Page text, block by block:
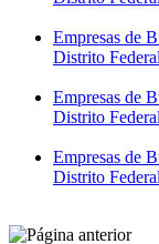
Empresas de
Distrito Federal
Empresas de
Distrito Federal
Empresas de
Distrito Federal